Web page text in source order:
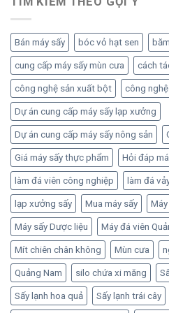
Bán máy sấy bóc vỏ hạt sen
cung cấp máy sấy mùn cưa cách
công nghệ sản xuất bột công
Dự án cung cấp máy sấy lạp xưởng
Dự án cung cấp máy sấy nông sản
Giá máy sấy thực phẩm Hỏi đáp
làm đá viên công nghiệp làm đá
lạp xưởng sấy Mua máy sấy
Máy sấy Dược liệu Máy đá viên
Mít chiên chân không Mùn cưa
Quảng Nam silo chứa xi măng
Sấy lạnh hoa quả Sấy lạnh trái cây